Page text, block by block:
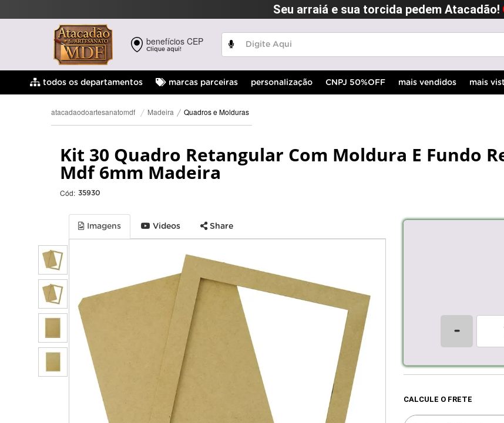
Seu arraiá e sua torcida pedem Atacadão!
benefícios CEP
Clique aqui!
todos os departamentos marcas parceiras personalização CNPJ 50%OFF mais vendidos mais
atacadaodoartesanatomdf Madeira Quadros e Molduras
Kit 30 Quadro Retangular Com Moldura E Fundo
Mdf 6mm Madeira
Cód: 35930
Imagens Videos Share
-